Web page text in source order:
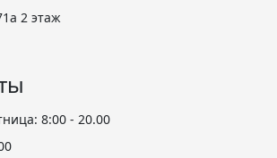
2 этаж
8:00 - 20.00